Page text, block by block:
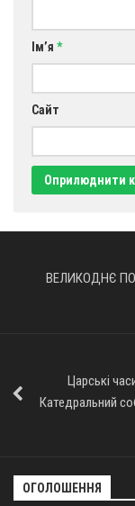
Ім’я *
Сайт
ВЕЛИКОДНЄ
Царські
Катедральний
ОГОЛОШЕННЯ